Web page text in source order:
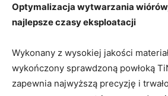
Optymalizacja wytwarzania
najlepsze czasy eksploatacji
Wykonany z wysokiej jakości
wykończony sprawdzoną powłoką
zapewnia najwyższą precyzję i